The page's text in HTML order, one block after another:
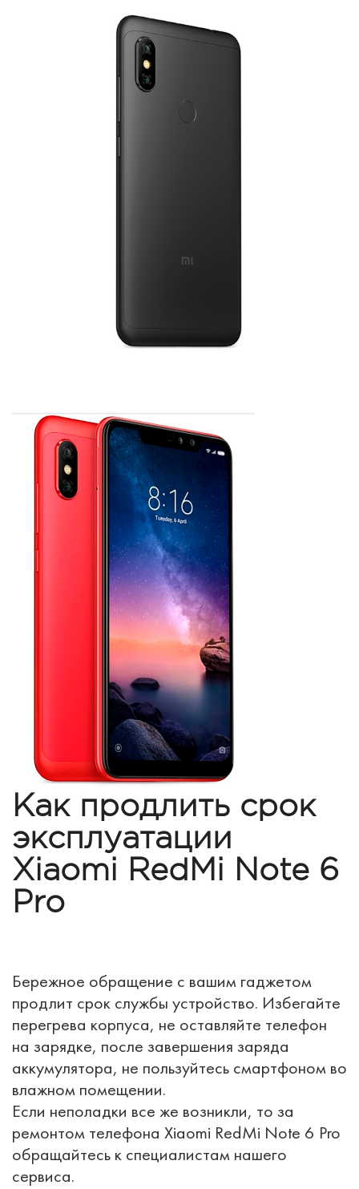
Как продлить срок
эксплуатации
Xiaomi RedMi Note 6
Pro
Бережное обращение с вашим гаджетом
продлит срок службы устройство. Избегайте
перегрева корпуса, не оставляйте телефон
на зарядке, после завершения заряда
аккумулятора, не пользуйтесь смартфоном во
влажном помещении.
Если неполадки все же возникли, то за
ремонтом телефона Xiaomi RedMi Note 6 Pro
обращайтесь к специалистам нашего
сервиса.